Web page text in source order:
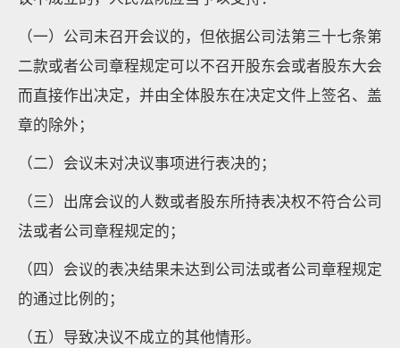
（一）公司未召开会议的，但依据公司法第三十七条第
二款或者公司章程规定可以不召开股东会或者股东大会
而直接作出决定，并由全体股东在决定文件上签名、盖
章的除外；
（二）会议未对决议事项进行表决的；
（三）出席会议的人数或者股东所持表决权不符合公司
法或者公司章程规定的；
（四）会议的表决结果未达到公司法或者公司章程规定
的通过比例的；
（五）导致决议不成立的其他情形。